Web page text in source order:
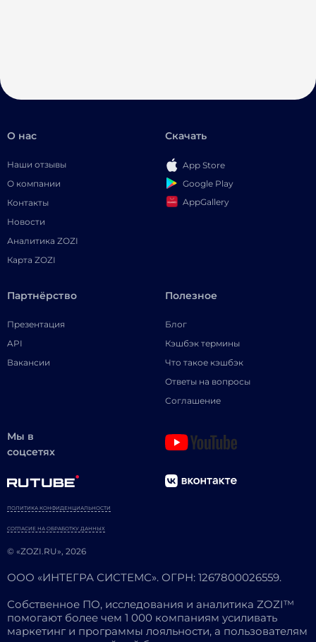
О нас
Наши отзывы
О компании
Контакты
Новости
Аналитика ZOZI
Карта ZOZI
Скачать
App Store
Google Play
AppGallery
Партнёрство
Презентация
API
Вакансии
Полезное
Блог
Кэшбэк термины
Что такое кэшбэк
Ответы на вопросы
Соглашение
Мы в
соцсетях
© «ZOZI.RU», 2026
ПОЛИТИКА КОНФИДЕНЦИАЛЬНОСТИ
СОГЛАСИЕ НА ОБРАБОТКУ ДАННЫХ
ООО «ИНТЕГРА СИСТЕМС». ОГРН: 1267800026559.
Собственное ПО, исследования и аналитика ZOZI™
помогают более чем 1 000 компаниям усиливать
маркетинг и программы лояльности, а пользователям